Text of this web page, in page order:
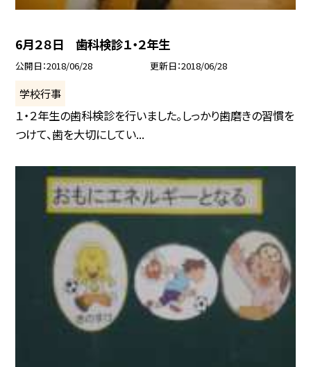
6月２８日 歯科検診１・２年生
公開日 2018/06/28 更新日 2018/06/28
学校行事
１・２年生の歯科検診を行いました。しっかり歯磨きの習慣を
つけて、歯を大切にしてい...